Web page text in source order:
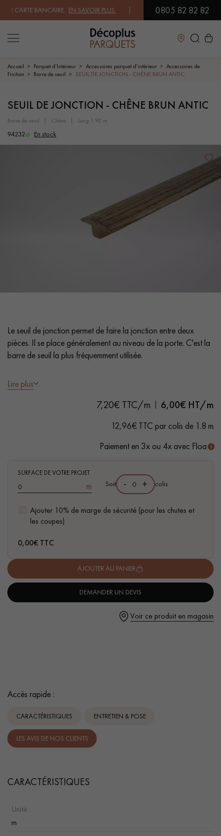
BANCAIRE.EN SAVOIR PLUS| PROFITEZ DE NOS PETITS
0805 82 82 82
Fermer
PARQUET MASSIF
PARQUET VERNIS
PARQUET EN BOIS BRUT
Nos conseillers sont disponibles au
0805 82 82 82
VOUS AVEZ UN PROJET ?
Nos experts sont à votre disposition pour vous guider pas à
Un expert Décoplus Parquets vous appelle
Demandez un rendez-vous personnalisé
Accueil Parquet d'Intérieur Accessoires parquet d'intérieur
Accessoires de
Finition
Barre de seuil SEUIL DE JONCTION - CHÊNE BRUN ANTIC
SEUIL DE JONCTION - CHÊNE BRUN ANTIC
barre de seuil chêne long 1.90 m
94232 En stock
Le seuil de jonction permet de faire la jonction entre deux
pièces. Il se place généralement au niveau de la porte. C'est la
barre de seuil la plus fréquemment utilisée.
- Chêne massif - Finition Brun Antic - Venis rendu mat
- Adapté pour des parquets de 15 mm d'épaisseur
Lire plus
7,20€ TTC/m 6,00€ HT/m
12,96€ TTC par colis de 1.8 m
Paiement en 3x ou 4x avec Floa
SURFACE DE VOTRE PROJET
m
Ajouter 10% de marge de sécurité (pour les chutes et
les coupes)
Soit - + colis
0,00€ TTC
AJOUTER AU PANIER
DEMANDER UN DEVIS
Voir ce produit en magasin
Accès rapide :
CARACTÉRISTIQUES ENTRETIEN & POSE
LES AVIS DE NOS CLIENTS
CARACTÉRISTIQUES
Unité :
m